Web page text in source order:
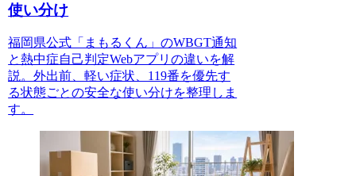
使い分け
福岡県公式「まもるくん」のWBGT通知
と熱中症自己判定Webアプリの違いを解
説。外出前、軽い症状、119番を優先す
る状態ごとの安全な使い分けを整理しま
す。